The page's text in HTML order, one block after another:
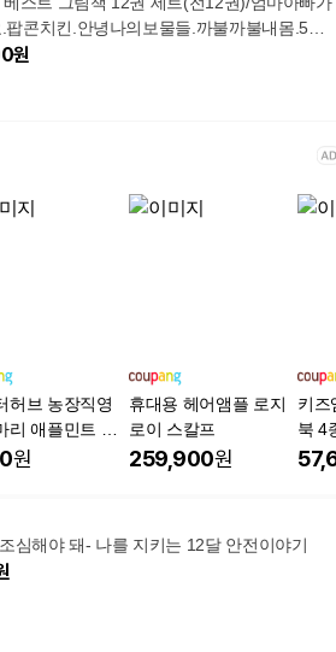
팝콘치킨.안녕나의보물들.까불까불내몸.5대
나의행복한하루.생각 외/앤북스
원
허브 농장직영
리 애플민트 바
정화식물
원
휴대용 헤어앰플 로지
로이 스칼프
259,900원
키즈
북 4
의
심해야 돼- 나를 지키는 12달 안전이야기